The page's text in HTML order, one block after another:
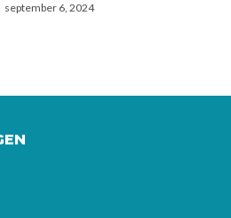
september 6, 2024